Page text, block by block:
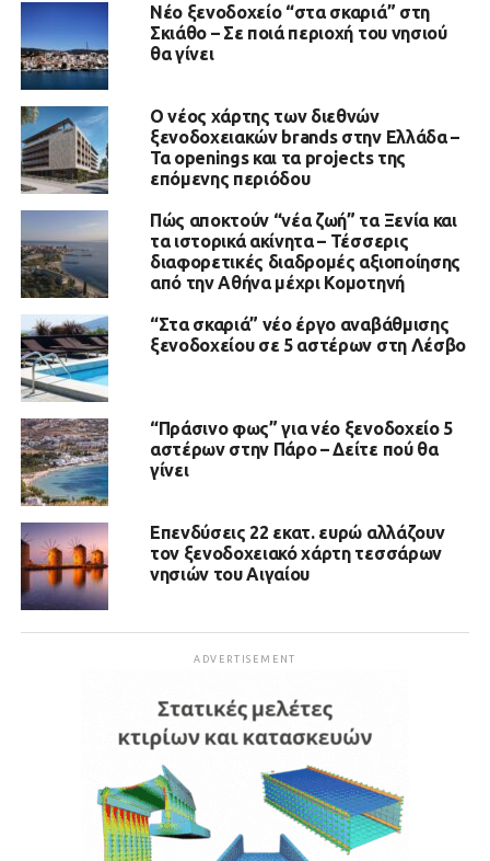
Νέο ξενοδοχείο “στα σκαριά” στη
Σκιάθο – Σε ποιά περιοχή του νησιού
θα γίνει
Ο νέος χάρτης των διεθνών
ξενοδοχειακών brands στην Ελλάδα –
Τα openings και τα projects της
επόμενης περιόδου
Πώς αποκτούν “νέα ζωή” τα Ξενία και
τα ιστορικά ακίνητα – Τέσσερις
διαφορετικές διαδρομές αξιοποίησης
από την Αθήνα μέχρι Κομοτηνή
“Στα σκαριά” νέο έργο αναβάθμισης
ξενοδοχείου σε 5 αστέρων στη Λέσβο
“Πράσινο φως” για νέο ξενοδοχείο 5
αστέρων στην Πάρο – Δείτε πού θα
γίνει
Επενδύσεις 22 εκατ. ευρώ αλλάζουν
τον ξενοδοχειακό χάρτη τεσσάρων
νησιών του Αιγαίου
ADVERTISEMENT